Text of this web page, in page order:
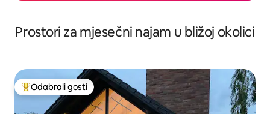
Prostori za mjesečni najam u bližoj okolici
Među najviše rangiranima s oznakom „Odabrali gosti”
Odabrali gosti